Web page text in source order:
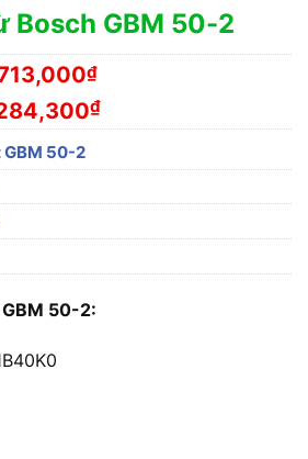
Bosch GBM 50-2
₫
₫
GBM 50-2
50-2: